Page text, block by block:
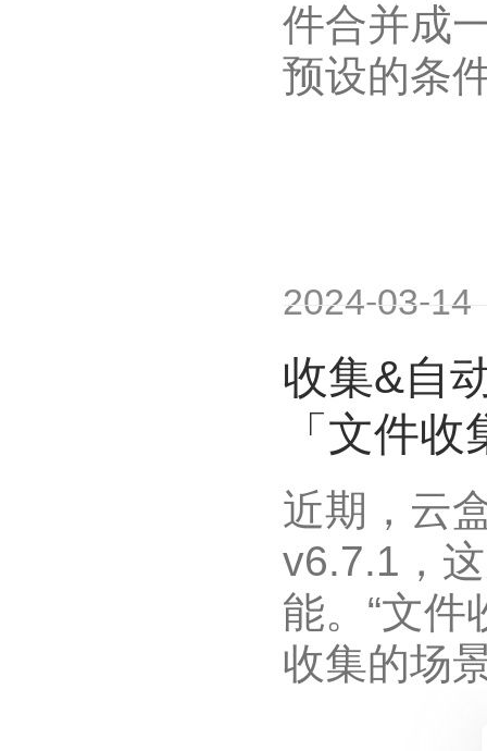
件合并成
预设的条
2024-03-14
收集&自
「文件收
近期，云
v6.7.1，
能。“文件
收集的场